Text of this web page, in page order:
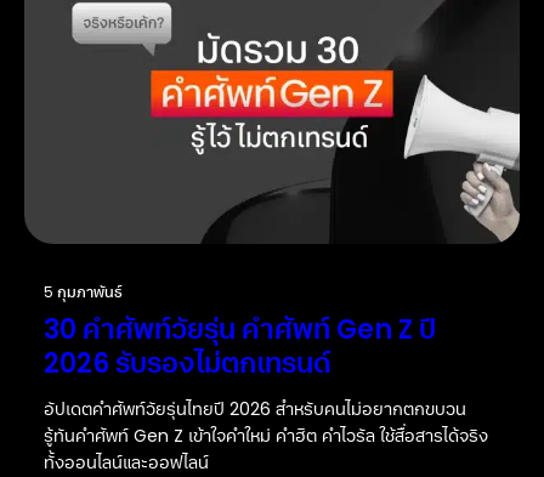
5 กุมภาพันธ์
30 คำศัพท์วัยรุ่น คำศัพท์ Gen Z ปี
2026 รับรองไม่ตกเทรนด์
อัปเดตคำศัพท์วัยรุ่นไทยปี 2026 สำหรับคนไม่อยากตกขบวน
รู้ทันคำศัพท์ Gen Z เข้าใจคำใหม่ คำฮิต คำไวรัล ใช้สื่อสารได้จริง
ทั้งออนไลน์และออฟไลน์